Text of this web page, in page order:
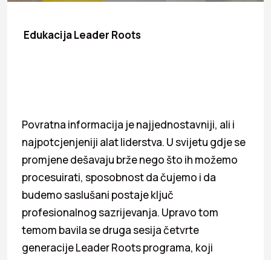
Edukacija Leader Roots
Povratna informacija je najjednostavniji, ali i
najpotcjenjeniji alat liderstva. U svijetu gdje se
promjene dešavaju brže nego što ih možemo
procesuirati, sposobnost da čujemo i da
budemo saslušani postaje ključ
profesionalnog sazrijevanja. Upravo tom
temom bavila se druga sesija četvrte
generacije Leader Roots programa, koji